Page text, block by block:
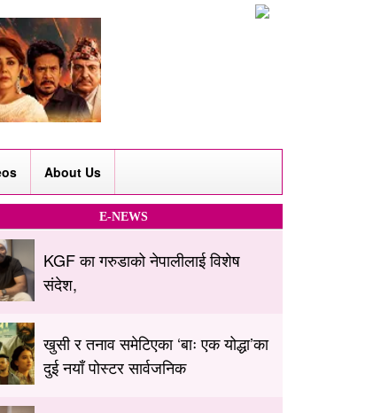
About Us
E-NEWS
KGF का गरुडाको नेपालीलाई विशेष
संदेश,
खुसी र तनाव समेटिएका ‘बाः एक योद्धा’का
दुई नयाँ पोस्टर सार्वजनिक